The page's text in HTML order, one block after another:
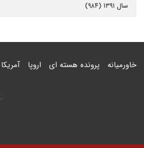
سال ۱۳۹۱ (۹۸۴)
خاورمیانه پرونده هسته ای اروپا آمریکا